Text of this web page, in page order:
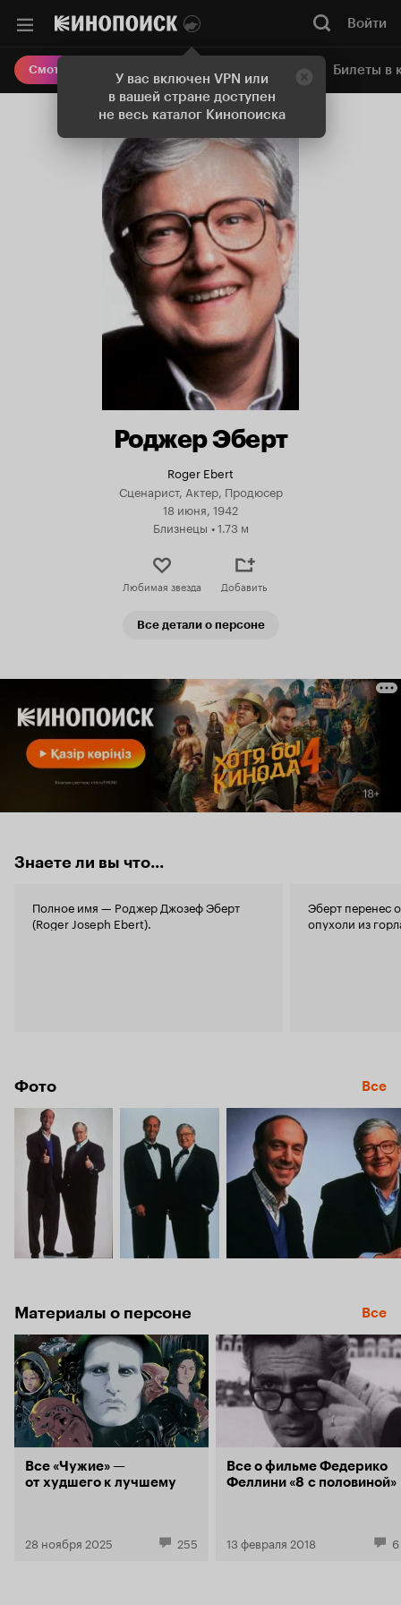
У вас включен VPN или
в вашей стране доступен
не весь каталог Кинопоиска
Войти
Смотреть кино Онлайн-кинотеатр Билеты в
Роджер Эберт
Roger Ebert
Сценарист, Актер, Продюсер
18 июня, 1942
Близнецы •1.73 м
Любимая звезда Добавить
Все детали о персоне
Знаете ли вы что...
Полное имя — Роджер Джозеф Эберт
(Roger Joseph Ebert).
Эберт перенес
опухоли из
Фото Все
Материалы о персоне Все
Все «Чужие» —
от худшего к лучшему
28 ноября 2025 255
Все о фильме Федерико
Феллини «8 с половиной»
13 февраля 2018 6